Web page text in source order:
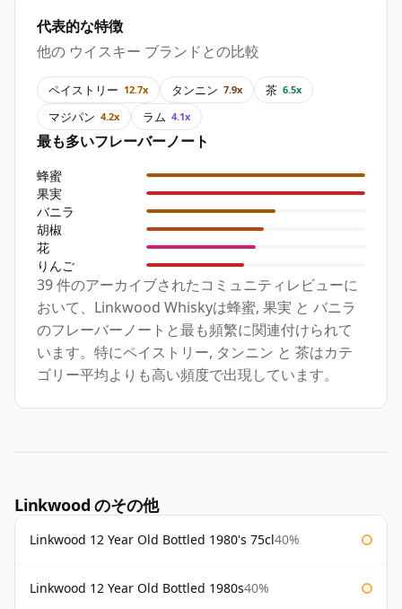
代表的な特徴
他の ウイスキー ブランドとの比較
ペイストリー 12.7x タンニン 7.9x 茶 6.5x
マジパン 4.2x ラム 4.1x
最も多いフレーバーノート
蜂蜜
果実
バニラ
胡椒
花
りんご
39 件のアーカイブされたコミュニティレビューに
おいて、Linkwood Whiskyは蜂蜜, 果実 と バニラ
のフレーバーノートと最も頻繁に関連付けられて
います。特にペイストリー, タンニン と 茶はカテ
ゴリー平均よりも高い頻度で出現しています。
Linkwood のその他
Linkwood 12 Year Old Bottled 1980's 75cl40%
Linkwood 12 Year Old Bottled 1980s40%